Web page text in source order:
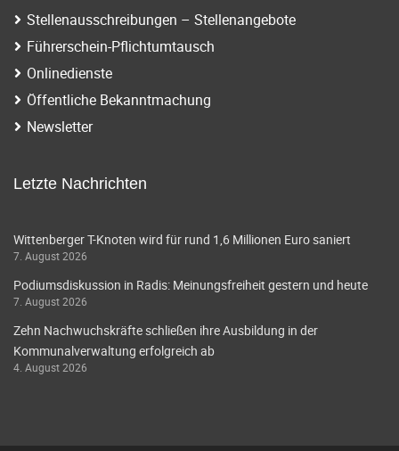
Stellenausschreibungen – Stellenangebote
Führerschein-Pflichtumtausch
Onlinedienste
Öffentliche Bekanntmachung
Newsletter
Letzte Nachrichten
Wittenberger T-Knoten wird für rund 1,6 Millionen Euro saniert
7. August 2026
Podiumsdiskussion in Radis: Meinungsfreiheit gestern und heute
7. August 2026
Zehn Nachwuchskräfte schließen ihre Ausbildung in der
Kommunalverwaltung erfolgreich ab
4. August 2026